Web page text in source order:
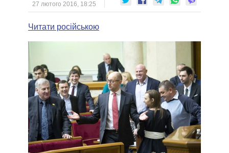
МЕРИ МІСТ
ПОРІВНЯННЯ ПОЛІТИКІВ
27 лютого 2016, 18:25
Читати російською